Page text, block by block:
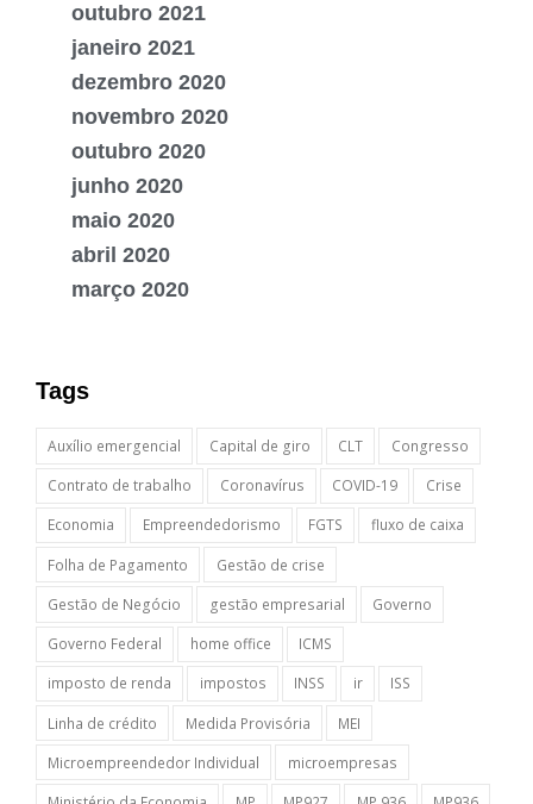
outubro 2021
janeiro 2021
dezembro 2020
novembro 2020
outubro 2020
junho 2020
maio 2020
abril 2020
março 2020
Tags
Auxílio emergencial Capital de giro CLT
Congresso
Contrato de trabalho
Coronavírus COVID-19
Crise
Economia
Empreendedorismo FGTS
fluxo de caixa
Folha de Pagamento
Gestão de crise
Gestão de Negócio
gestão empresarial
Governo
Governo Federal
home office
ICMS
imposto de renda
impostos INSS ir
ISS
Linha de crédito
Medida Provisória
MEI
Microempreendedor Individual
microempresas